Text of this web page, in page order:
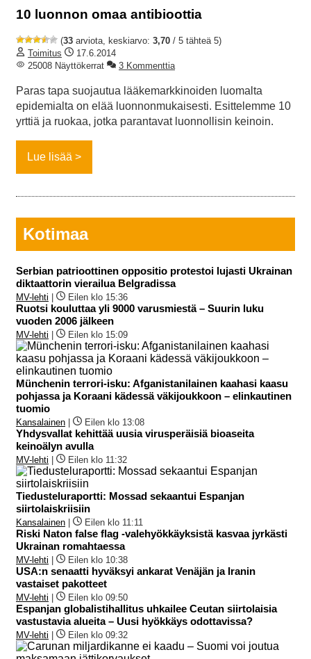
10 luonnon omaa antibioottia
(33 arviota, keskiarvo: 3,70 / 5 tähteä 5)
Toimitus
17.6.2014
25008 Näyttökerrat
3 Kommenttia
Paras tapa suojautua lääkemarkkinoiden luomalta
epidemialta on elää luonnonmukaisesti. Esittelemme 10
yrttiä ja ruokaa, jotka parantavat luonnollisin keinoin.
Lue lisää
Kotimaa
Serbian patrioottinen oppositio protestoi lujasti Ukrainan
diktaattorin vierailua Belgradissa
MV-lehti Eilen klo 15:36
Ruotsi kouluttaa yli 9000 varusmiestä – Suurin luku
vuoden 2006 jälkeen
MV-lehti Eilen klo 15:09
Münchenin terrori-isku: Afganistanilainen kaahasi kaasu
pohjassa ja Koraani kädessä väkijoukkoon – elinkautinen
tuomio
Kansalainen Eilen klo 13:08
Yhdysvallat kehittää uusia virusperäisiä bioaseita
keinoälyn avulla
MV-lehti Eilen klo 11:32
Tiedusteluraportti: Mossad sekaantui Espanjan
siirtolaiskriisiin
Kansalainen Eilen klo 11:11
Riski Naton false flag -valehyökkäyksistä kasvaa jyrkästi
Ukrainan romahtaessa
MV-lehti Eilen klo 10:38
USA:n senaatti hyväksyi ankarat Venäjän ja Iranin
vastaiset pakotteet
MV-lehti Eilen klo 09:50
Espanjan globalistihallitus uhkailee Ceutan siirtolaisia
vastustavia alueita – Uusi hyökkäys odottavissa?
MV-lehti Eilen klo 09:32